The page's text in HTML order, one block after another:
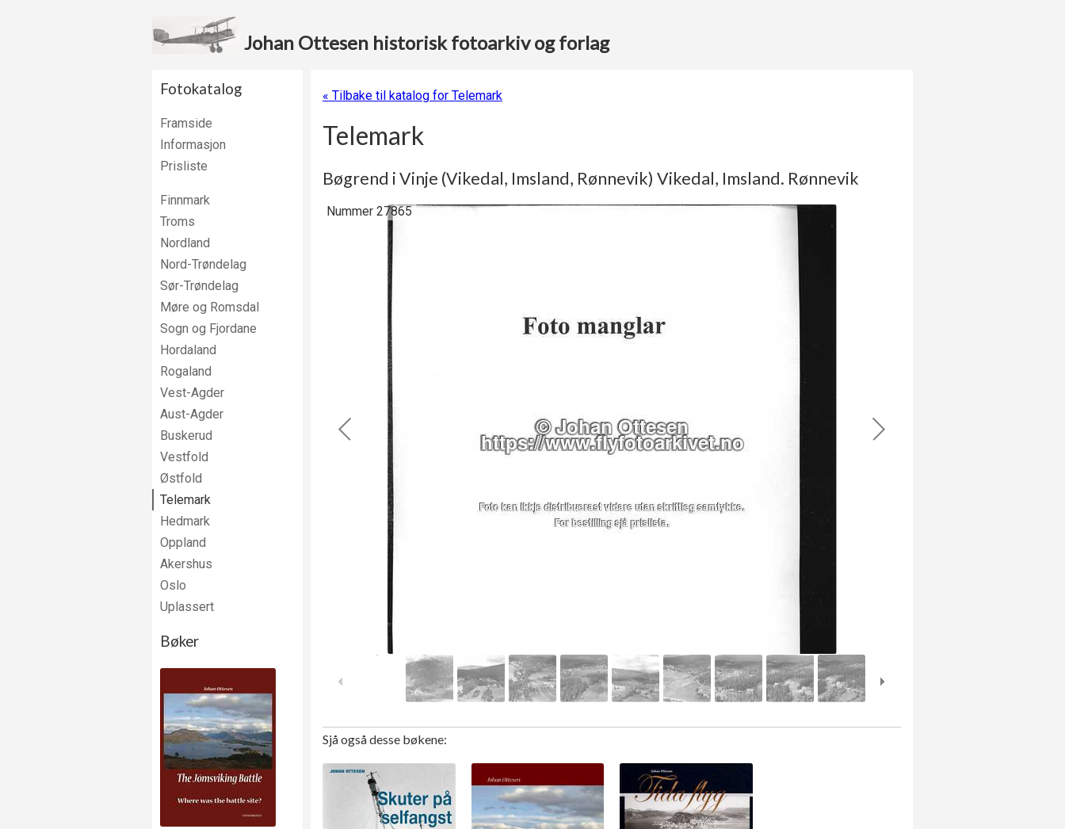
Johan Ottesen historisk fotoarkiv og forlag
Fotokatalog
Framside
Informasjon
Prisliste
Finnmark
Troms
Nordland
Nord-Trøndelag
Sør-Trøndelag
Møre og Romsdal
Sogn og Fjordane
Hordaland
Rogaland
Vest-Agder
Aust-Agder
Buskerud
Vestfold
Østfold
Telemark
Hedmark
Oppland
Akershus
Oslo
Uplassert
Bøker
« Tilbake til katalog for Telemark
Telemark
Bøgrend i Vinje (Vikedal, Imsland, Rønnevik) Vikedal, Imsland. Rønnevik
Nummer 27865
Sjå også desse bøkene: